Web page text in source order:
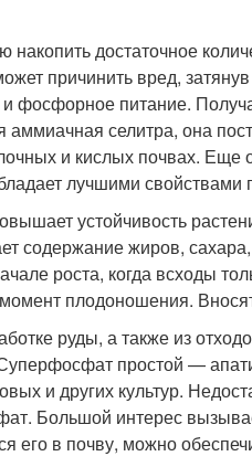
накопить достаточное
причинить вред,
фосфорное питание.
селитра, она
и кислых почвах. Еще
лучшими
устойчивость
содержание жиров,
роста, когда всходы
плодоношения.
руды, а также из
простой —
и других культур.
Большой интерес
его в почву, можно